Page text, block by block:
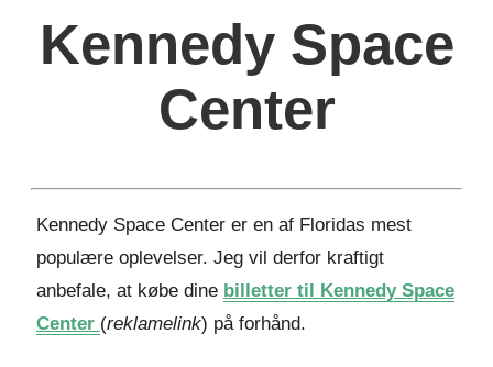
Kennedy Space
Center
Kennedy Space Center er en af Floridas mest
populære oplevelser. Jeg vil derfor kraftigt
anbefale, at købe dine billetter til Kennedy Space
Center (reklamelink) på forhånd.